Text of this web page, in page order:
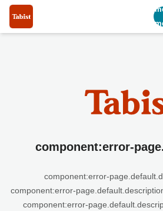
component:error-
component:error-
component:error-
component:error-